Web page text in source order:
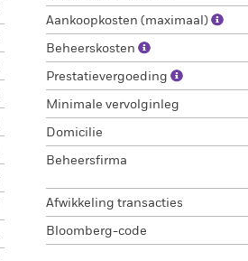
Aankoopkosten (maximaal)
Beheerskosten
Prestatievergoeding
Minimale vervolginleg
Domicilie
Beheersfirma
Afwikkeling transacties
Bloomberg-code